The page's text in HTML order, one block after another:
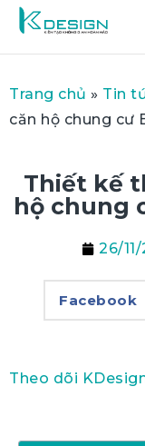
Trang chủ » Tin
căn hộ chung cư
Thiết kế
hộ chung
26/
Facebook
Theo dõi